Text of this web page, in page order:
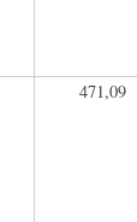
471,09